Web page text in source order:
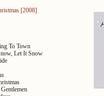
[2008]
To Town
Let It Snow